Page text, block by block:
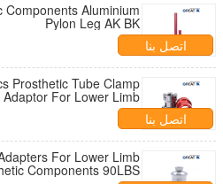
Pylon Leg AK BK
اتصل بنا
Prosthetic Tube Clamp
Adaptor For Lower Limb
اتصل بنا
For Lower Limb
Components 90LBS